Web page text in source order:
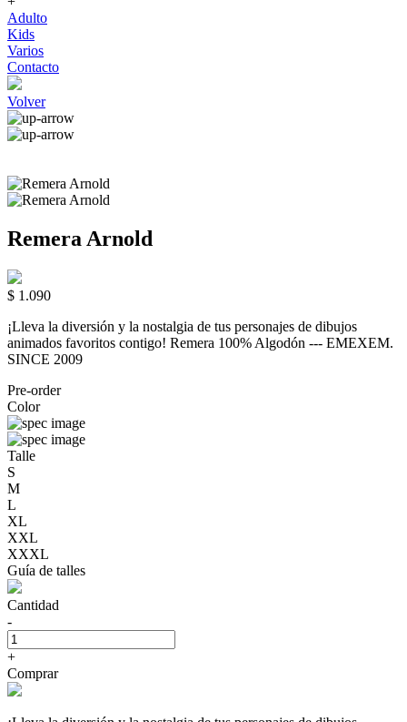
Adulto
Kids
Varios
Contacto
Volver
Remera Arnold
$ 1.090
¡Lleva la diversión y la nostalgia de tus personajes de dibujos
animados favoritos contigo! Remera 100% Algodón --- EMEXEM.
SINCE 2009
Pre-order
Color
Talle
S
M
L
XL
XXL
XXXL
Guía de talles
Cantidad
-
+
Comprar